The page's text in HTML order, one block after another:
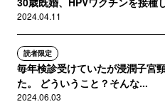
2024.04.11
読者限定
毎年検診受けていたが浸潤子宮
た。 どういうこと？そんな...
2024.06.03